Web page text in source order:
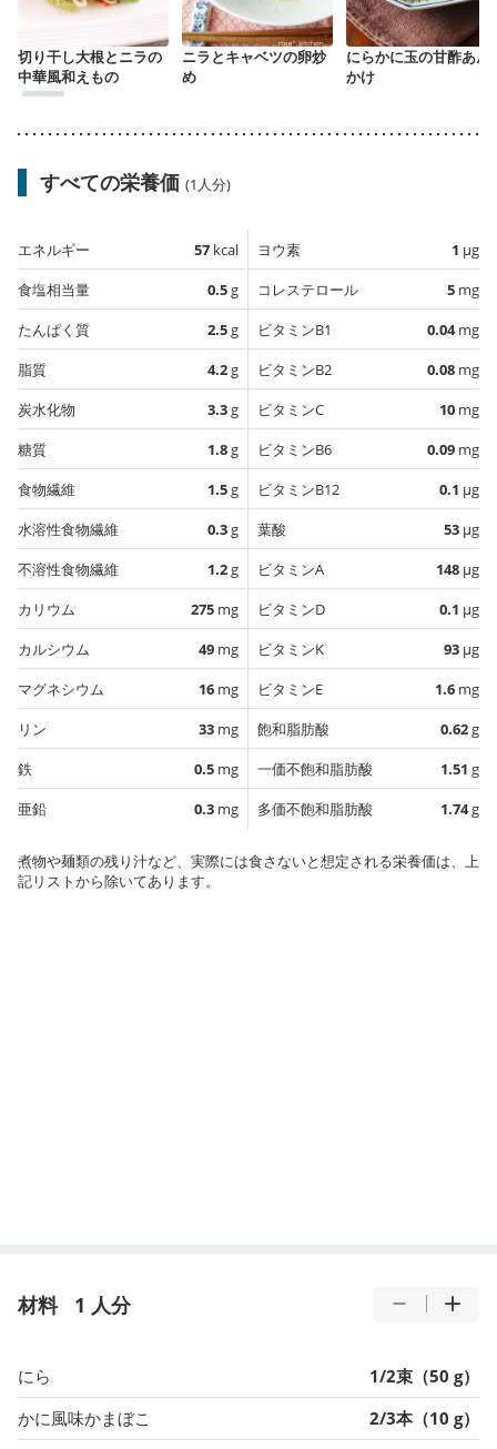
切り干し大根とニラの
中華風和えもの
ニラとキャベツの卵炒
め
にらかに玉の甘酢あん
かけ
すべての栄養価 (1人分)
エネルギー 57 kcal
食塩相当量
0.5g
たんぱく質
2.5g
脂質
4.2g
炭水化物
3.3g
糖質
1.8g
食物繊維
1.5g
水溶性食物繊維
0.3g
不溶性食物繊維
1.2g
カリウム
275 mg
カルシウム
49 mg
マグネシウム
16 mg
リン
33 mg
鉄
0.5 mg
亜鉛
0.3 mg
ヨウ素 1 µg
コレステロール
5 mg
ビタミンB1
0.04mg
ビタミンB2
0.08 mg
ビタミンC
10 mg
ビタミンB6
0.09 mg
ビタミンB12
0.1 µg
葉酸
53 µg
ビタミンA
148 µg
ビタミンD
0.1 µg
ビタミンK
93 µg
ビタミンE
1.6 mg
飽和脂肪酸
0.62g
一価不飽和脂肪酸
1.51 g
多価不飽和脂肪酸
1.74g
煮物や麺類の残り汁など、実際には食さないと想定される栄養価は、上
記リストから除いてあります。
材料 1 人分
にら
1/2束（50 g）
かに風味かまぼこ
2/3本（10 g）